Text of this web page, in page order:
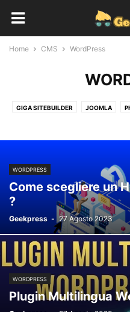
Home CMS WordPress
GIGA SITEBUILDER JOOMLA
WORDPRESS
Come scegliere un
?
Geekpress - 27 Agosto 2023
WORDPRESS
Plugin Multilingua